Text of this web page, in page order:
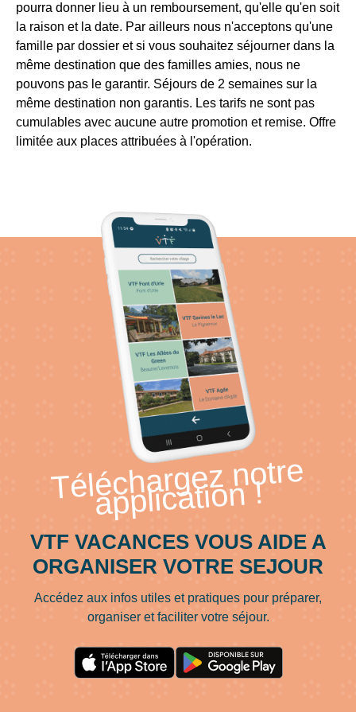
pourra donner lieu à un remboursement, qu'elle qu'en soit
la raison et la date. Par ailleurs nous n'acceptons qu'une
famille par dossier et si vous souhaitez séjourner dans la
même destination que des familles amies, nous ne
pouvons pas le garantir. Séjours de 2 semaines sur la
même destination non garantis. Les tarifs ne sont pas
cumulables avec aucune autre promotion et remise. Offre
limitée aux places attribuées à l'opération.
Téléchargez notre
application !
VTF VACANCES VOUS AIDE A
ORGANISER VOTRE SEJOUR
Accédez aux infos utiles et pratiques pour préparer,
organiser et faciliter votre séjour.